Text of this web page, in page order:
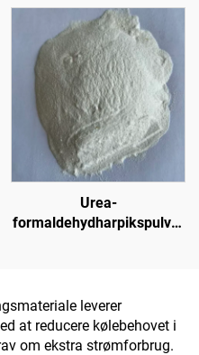
sammen med
eller i andre scenarier,
hvor hydrofobe og
oleofobe egenskaber
kræves
Urea-
formaldehydharpikspulver
flerlaget spånplade,
fintræsplade, økoplade,
furneret spånplade osv.
leverer
at reducere kølebehovet i
om ekstra strømforbrug.